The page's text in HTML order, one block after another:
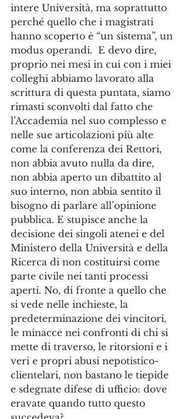
intere Università, ma soprattutto
perché quello che i magistrati
hanno scoperto è “un sistema”, un
modus operandi.  E devo dire,
proprio nei mesi in cui con i miei
colleghi abbiamo lavorato alla
scrittura di questa puntata, siamo
rimasti sconvolti dal fatto che
l’Accademia nel suo complesso e
nelle sue articolazioni più alte
come la conferenza dei Rettori,
non abbia avuto nulla da dire,
non abbia aperto un dibattito al
suo interno, non abbia sentito il
bisogno di parlare all’opinione
pubblica. E stupisce anche la
decisione dei singoli atenei e del
Ministero della Università e della
Ricerca di non costituirsi come
parte civile nei tanti processi
aperti. No, di fronte a quello che
si vede nelle inchieste, la
predeterminazione dei vincitori,
le minacce nei confronti di chi si
mette di traverso, le ritorsioni e i
veri e propri abusi nepotistico-
clientelari, non bastano le tiepide
e sdegnate difese di ufficio: dove
eravate quando tutto questo